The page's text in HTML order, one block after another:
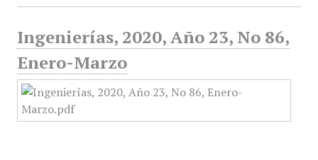
Ingenierías, 2020, Año 23, No 86,
Enero-Marzo